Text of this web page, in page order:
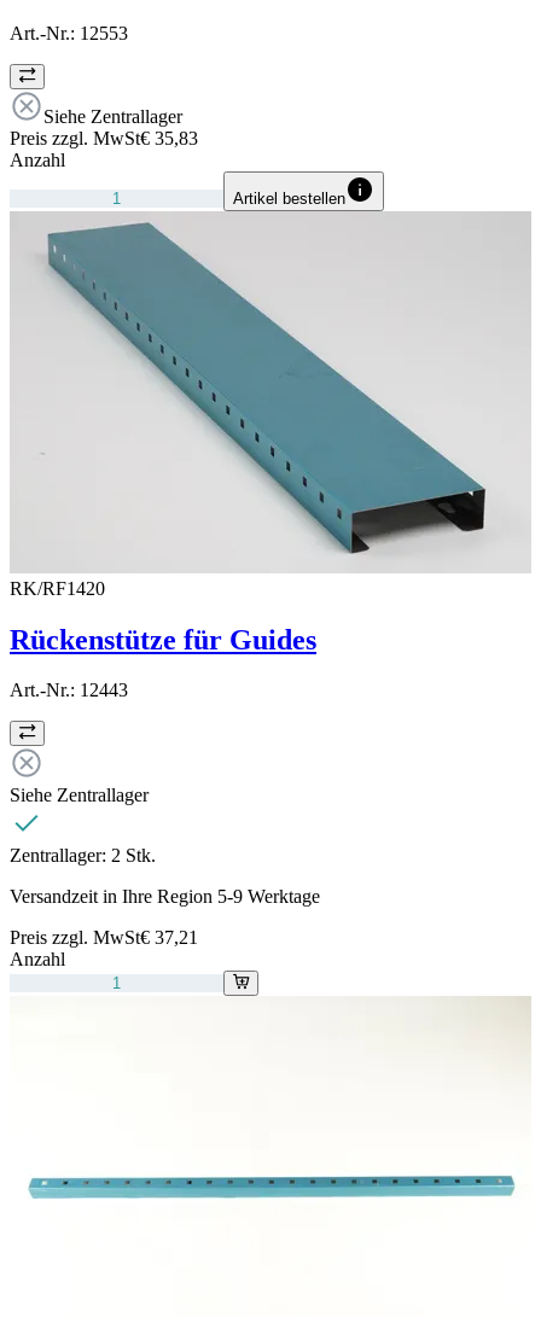
Art.-Nr.: 12553
Siehe Zentrallager
Preis zzgl. MwSt€ 35,83
Anzahl
Artikel bestellen
RK/RF1420
Rückenstütze für Guides
Art.-Nr.: 12443
Siehe Zentrallager
Zentrallager: 2 Stk.
Versandzeit in Ihre Region 5-9 Werktage
Preis zzgl. MwSt€ 37,21
Anzahl